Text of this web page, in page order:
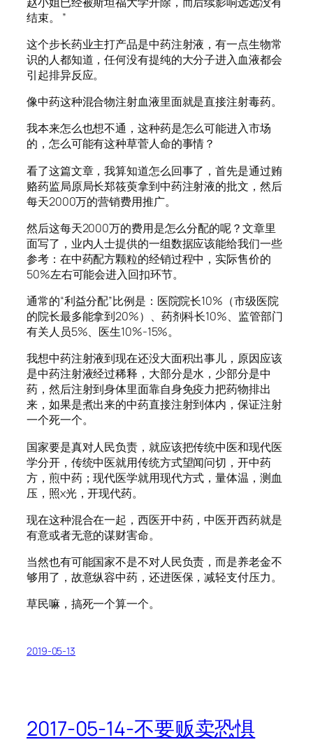
结束。 ”
这个步长药业主打产品是中药注射液，有一点生物常
识的人都知道，任何没有提纯的大分子进入血液都会
引起排异反应。
像中药这种混合物注射血液里面就是直接注射毒药。
我本来怎么也想不通，这种药是怎么可能进入市场
的，怎么可能有这种草菅人命的事情？
看了这篇文章，我算知道怎么回事了，首先是通过贿
赂药监局原局长郑筱萸拿到中药注射液的批文，然后
每天2000万的营销费用推广。
然后这每天2000万的费用是怎么分配的呢？文章里
面写了，业内人士提供的一组数据应该能给我们一些
参考：在中药配方颗粒的经销过程中，实际售价的
50%左右可能会进入回扣环节。
通常的“利益分配”比例是：医院院长10%（市级医院
的院长最多能拿到20%）、药剂科长10%、监管部门
有关人员5%、医生10%-15%。
我想中药注射液到现在还没大面积出事儿，原因应该
是中药注射液经过稀释，大部分是水，少部分是中
药，然后注射到身体里面靠自身免疫力把药物排出
来，如果是煮出来的中药直接注射到体内，保证注射
一个死一个。
国家要是真对人民负责，就应该把传统中医和现代医
学分开，传统中医就用传统方式望闻问切，开中药
方，煎中药；现代医学就用现代方式，量体温，测血
压，照x光，开现代药。
现在这种混合在一起，西医开中药，中医开西药就是
有意或者无意的谋财害命。
当然也有可能国家不是不对人民负责，而是养老金不
够用了，故意纵容中药，还进医保，减轻支付压力。
草民嘛，搞死一个算一个。
2019-05-13
2017-05-14-不要贩卖恐惧